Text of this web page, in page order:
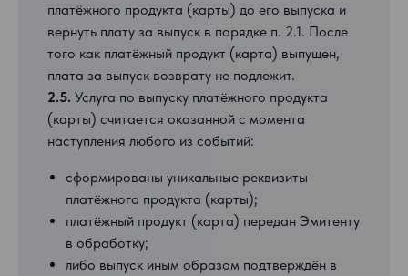
платёжного продукта (карты) до его выпуска и
вернуть плату за выпуск в порядке п. 2.1. После
того как платёжный продукт (карта) выпущен,
плата за выпуск возврату не подлежит.
2.5. Услуга по выпуску платёжного продукта
(карты) считается оказанной с момента
наступления любого из событий:
сформированы уникальные реквизиты
платёжного продукта (карты);
платёжный продукт (карта) передан Эмитенту
в обработку;
либо выпуск иным образом подтверждён в